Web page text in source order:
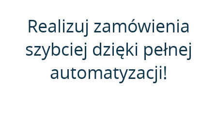
Realizuj zamówienia
szybciej dzięki pełnej
automatyzacji!